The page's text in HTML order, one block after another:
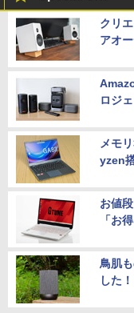
クリ
アオ
ロジ
メモ
yzen
お値
「お
鳥肌
した！